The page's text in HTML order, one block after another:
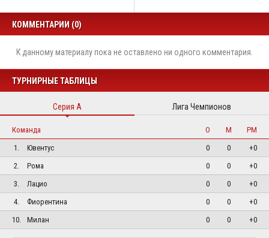
КОММЕНТАРИИ (0)
К данному материалу пока не оставлено ни одного комментария.
ТУРНИРНЫЕ ТАБЛИЦЫ
Серия А Лига Чемпионов
Команда О М
РМ
1.
Ювентус 0 0
+0
2.
Рома 0 0
+0
3.
Лацио 0 0
+0
4.
Фиорентина 0 0
+0
10.
Милан 0 0 +0